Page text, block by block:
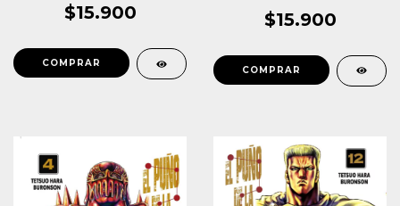
$15.900 $15.900